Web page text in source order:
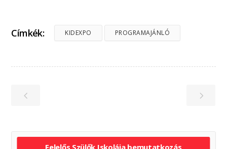
Címkék: KIDEXPO PROGRAMAJÁNLÓ